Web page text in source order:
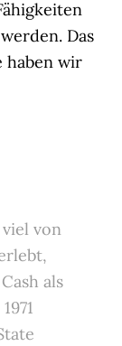
Das
haben wir
von
als